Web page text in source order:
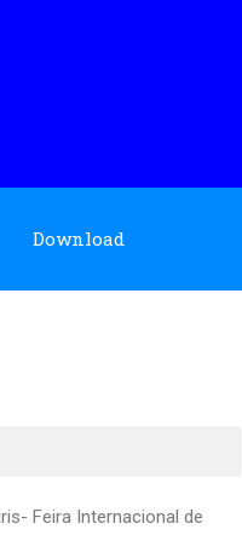
Download
Feira Internacional de